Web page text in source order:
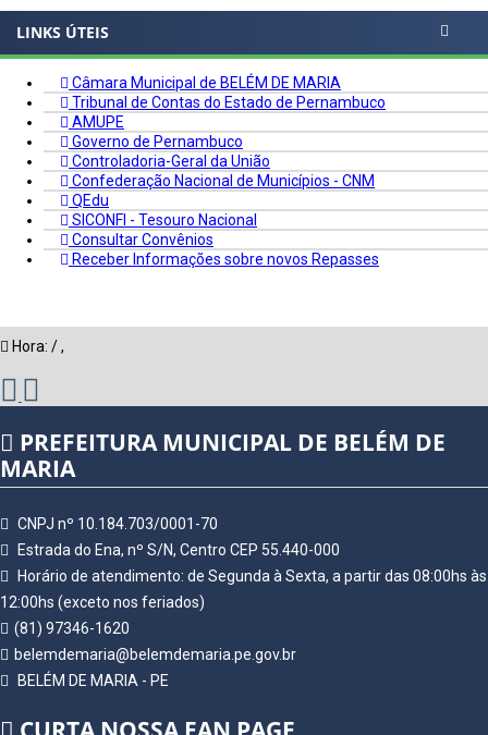
LINKS ÚTEIS
Câmara Municipal de BELÉM DE MARIA
Tribunal de Contas do Estado de Pernambuco
AMUPE
Governo de Pernambuco
Controladoria-Geral da União
Confederação Nacional de Municípios - CNM
QEdu
SICONFI - Tesouro Nacional
Consultar Convênios
Receber Informações sobre novos Repasses
Hora: /,
PREFEITURA MUNICIPAL DE BELÉM DE
MARIA
CNPJ nº 10.184.703/0001-70
Estrada do Ena, nº S/N, Centro CEP 55.440-000
Horário de atendimento: de Segunda à Sexta, a partir das 08:00hs às
12:00hs (exceto nos feriados)
(81) 97346-1620
belemdemaria@belemdemaria.pe.gov.br
BELÉM DE MARIA - PE